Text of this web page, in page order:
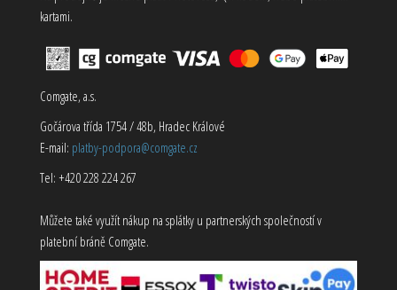
kartami.
Comgate, a.s.
Gočárova třída 1754 / 48b, Hradec Králové
E-mail: platby-podpora@comgate.cz
Tel: +420 228 224 267
Můžete také využít nákup na splátky u partnerských společností v
platební bráně Comgate.